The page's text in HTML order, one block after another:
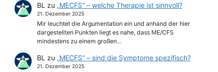
BL zu „MECFS“ – welche Therapie ist sinnvoll?
21. Dezember 2025
Mir leuchtet die Argumentation ein und anhand der hier
dargestellten Punkten liegt es nahe, dass ME/CFS
mindestens zu einem großen…
BL zu „MECFS“ – sind die Symptome spezifisch?
21. Dezember 2025